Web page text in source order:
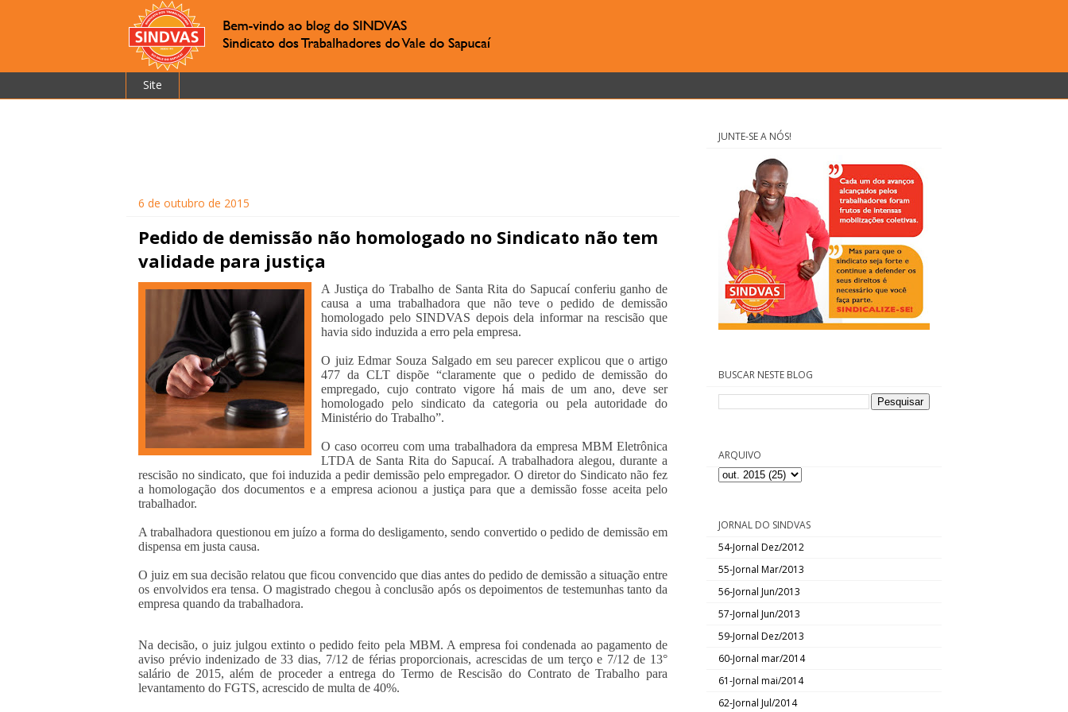
Site
6 de outubro de 2015
Pedido de demissão não homologado no Sindicato não tem
validade para justiça
A Justiça do Trabalho de Santa Rita do Sapucaí conferiu ganho de
causa a uma trabalhadora que não teve o pedido de demissão
homologado pelo SINDVAS depois dela informar na rescisão que
havia sido induzida a erro pela empresa.
O juiz Edmar Souza Salgado em seu parecer explicou que o artigo
477 da CLT dispõe “claramente que o pedido de demissão do
empregado, cujo contrato vigore há mais de um ano, deve ser
homologado pelo sindicato da categoria ou pela autoridade do
Ministério do Trabalho”.
O caso ocorreu com uma trabalhadora da empresa MBM Eletrônica
LTDA de Santa Rita do Sapucaí. A trabalhadora alegou, durante a
rescisão no sindicato, que foi induzida a pedir demissão pelo empregador. O diretor do Sindicato não fez
a homologação dos documentos e a empresa acionou a justiça para que a demissão fosse aceita pelo
trabalhador.
A trabalhadora questionou em juízo a forma do desligamento, sendo convertido o pedido de demissão em
dispensa em justa causa.
O juiz em sua decisão relatou que ficou convencido que dias antes do pedido de demissão a situação entre
os envolvidos era tensa. O magistrado chegou à conclusão após os depoimentos de testemunhas tanto da
empresa quando da trabalhadora.
Na decisão, o juiz julgou extinto o pedido feito pela MBM. A empresa foi condenada ao pagamento de
aviso prévio indenizado de 33 dias, 7/12 de férias proporcionais, acrescidas de um terço e 7/12 de 13°
salário de 2015, além de proceder a entrega do Termo de Rescisão do Contrato de Trabalho para
levantamento do FGTS, acrescido de multa de 40%.
JUNTE-SE A NÓS!
BUSCAR NESTE BLOG
ARQUIVO
JORNAL DO SINDVAS
54-Jornal Dez/2012
55-Jornal Mar/2013
56-Jornal Jun/2013
57-Jornal Jun/2013
59-Jornal Dez/2013
60-Jornal mar/2014
61-Jornal mai/2014
62-Jornal Jul/2014